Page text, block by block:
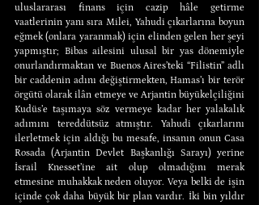
uluslararası finans için cazip hâle getirme
vaatlerinin yanı sıra Milei, Yahudi çıkarlarına boyun
eğmek (onlara yaranmak) için elinden gelen her şeyi
yapmıştır; Bibas ailesini ulusal bir yas dönemiyle
onurlandırmaktan ve Buenos Aires’teki “Filistin” adlı
bir caddenin adını değiştirmekten, Hamas’ı bir terör
örgütü olarak ilân etmeye ve Arjantin büyükelçiliğini
Kudüs’e taşımaya söz vermeye kadar her yalakalık
adımını tereddütsüz atmıştır. Yahudi çıkarlarını
ilerletmek için aldığı bu mesafe, insanın onun Casa
Rosada (Arjantin Devlet Başkanlığı Sarayı) yerine
İsrail Knesset’ine ait olup olmadığını merak
etmesine muhakkak neden oluyor. Veya belki de işin
içinde çok daha büyük bir plan vardır. İki bin yıldır